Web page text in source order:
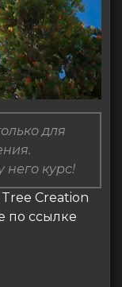
для
него курс!
Creation
по ссылке